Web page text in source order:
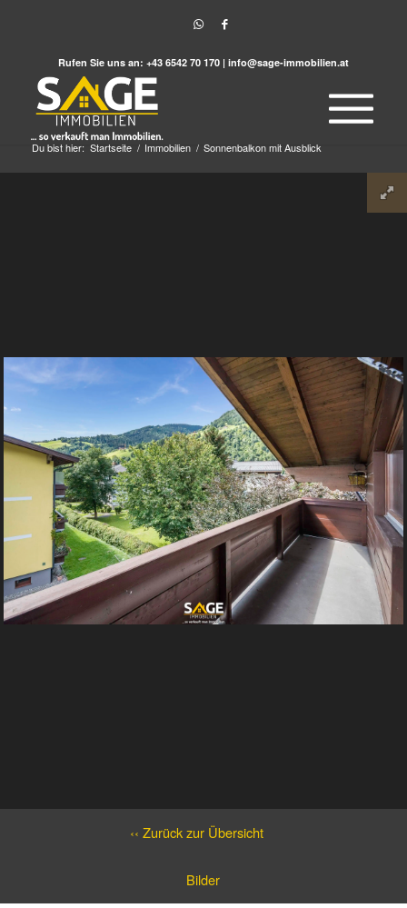
Rufen Sie uns an: +43 6542 70 170 | info@sage-immobilien.at
Du bist hier: Startseite / Immobilien / Sonnenbalkon mit Ausblick
‹‹ Zurück zur Übersicht
Bilder